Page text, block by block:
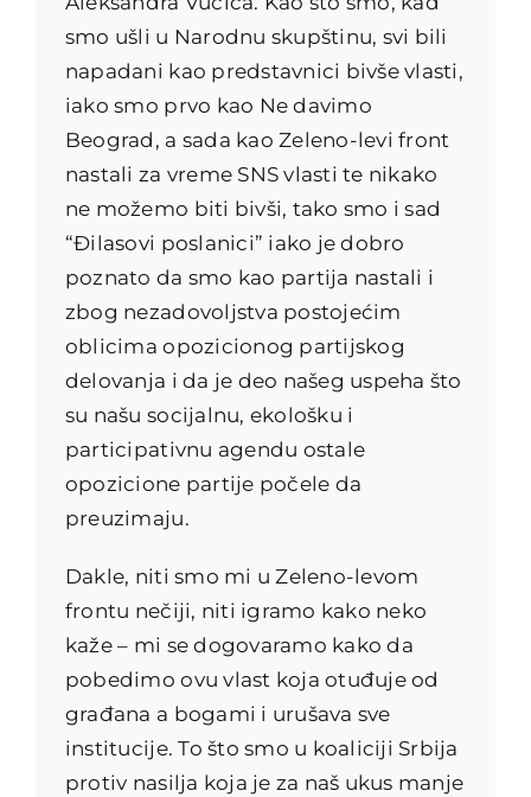
smo ušli u Narodnu skupštinu, svi bili
napadani kao predstavnici bivše vlasti,
iako smo prvo kao Ne davimo
Beograd, a sada kao Zeleno-levi front
nastali za vreme SNS vlasti te nikako
ne možemo biti bivši, tako smo i sad
“Đilasovi poslanici” iako je dobro
poznato da smo kao partija nastali i
zbog nezadovoljstva postojećim
oblicima opozicionog partijskog
delovanja i da je deo našeg uspeha što
su našu socijalnu, ekološku i
participativnu agendu ostale
opozicione partije počele da
preuzimaju.
Dakle, niti smo mi u Zeleno-levom
frontu nečiji, niti igramo kako neko
kaže – mi se dogovaramo kako da
pobedimo ovu vlast koja otuđuje od
građana a bogami i urušava sve
institucije. To što smo u koaliciji Srbija
protiv nasilja koja je za naš ukus manje